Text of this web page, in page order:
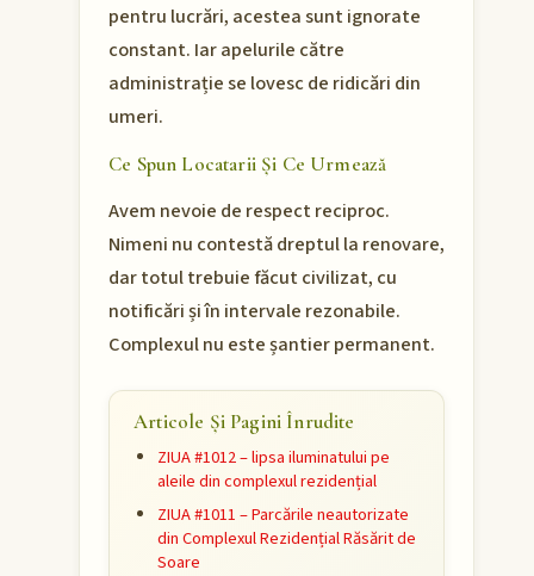
pentru lucrări, acestea sunt ignorate
constant. Iar apelurile către
administrație se lovesc de ridicări din
umeri.
Ce Spun Locatarii Și Ce Urmează
Avem nevoie de respect reciproc.
Nimeni nu contestă dreptul la renovare,
dar totul trebuie făcut civilizat, cu
notificări și în intervale rezonabile.
Complexul nu este șantier permanent.
Articole Și Pagini Înrudite
ZIUA #1012 – lipsa iluminatului pe
aleile din complexul rezidențial
ZIUA #1011 – Parcările neautorizate
din Complexul Rezidențial Răsărit de
Soare